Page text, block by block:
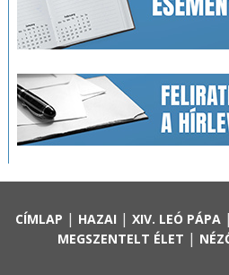
CÍMLAP | HAZAI | XIV. LEÓ PÁPA|
MEGSZENTELT ÉLET |